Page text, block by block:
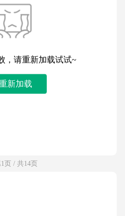
，请重新加载试试~
新加载
页 / 共14页